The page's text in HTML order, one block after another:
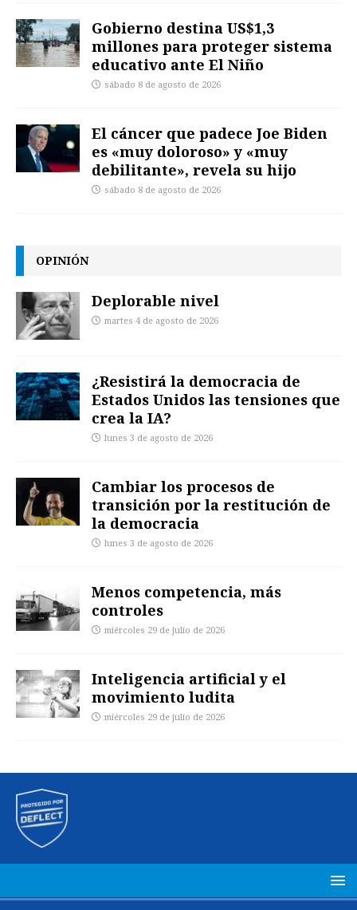
Gobierno destina US$1,3
millones para proteger sistema
educativo ante El Niño
sábado 8 de agosto de 2026
El cáncer que padece Joe Biden
es «muy doloroso» y «muy
debilitante», revela su hijo
sábado 8 de agosto de 2026
OPINIÓN
Deplorable nivel
martes 4 de agosto de 2026
¿Resistirá la democracia de
Estados Unidos las tensiones que
crea la IA?
lunes 3 de agosto de 2026
Cambiar los procesos de
transición por la restitución de
la democracia
lunes 3 de agosto de 2026
Menos competencia, más
controles
miércoles 29 de julio de 2026
Inteligencia artificial y el
movimiento ludita
miércoles 29 de julio de 2026